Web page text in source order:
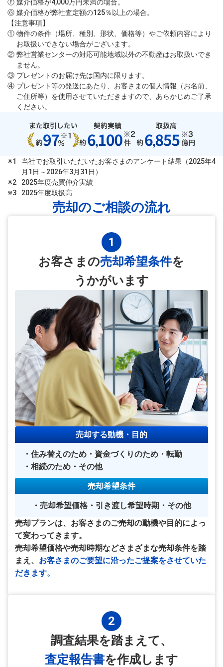
Ⓕ 媒介価格が4,000万円未満の場合。
Ⓖ 媒介価格が弊社査定額の125％以上の場合。
【注意事項】
① 物件の条件（場所、種別、形状、価格等）やご依頼内容により
お取扱いできない場合がございます。
② 弊社営業センターの対応可能地域以外の不動産はお取扱いでき
ません。
③ プレゼントのお届け先は国内に限ります。
④ プレゼント等の発送にあたり、お客さまの個人情報（お名前、
ご住所等）を使用させていただきますので、あらかじめご了承
ください。
当社でお取引いただいたお客さまのアンケート結果（2025年4
月1日～2026年3月31日）
2025年度売買仲介実績
2025年度取扱高
売却のご相談の流れ
1
お客さまの売却希望条件を
うかがいます
売却する動機・目的
住み替えのため 資金づくりのため
転勤
相続のため
その他
売却希望条件
売却希望価格 引き渡し希望時期
その他
売却プランは、お客さまのご売却の動機や目的によっ
て変わってきます。
売却希望価格や売却時期などさまざまな売却条件を踏
まえ、 お客さまのご要望に沿ったご提案をさせていた
だきます。
2
調査結果を踏まえて、
査定報告書を作成します